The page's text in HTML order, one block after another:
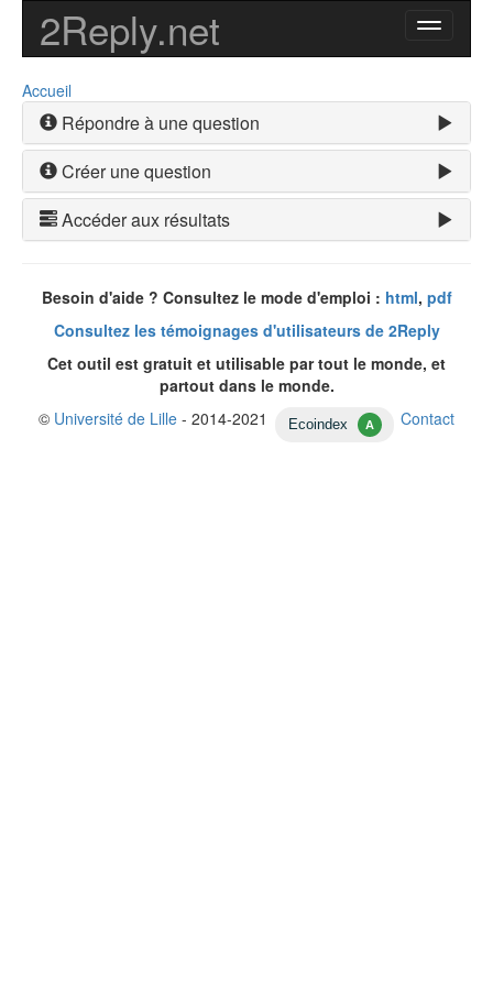
Toggle
2Reply.net
Accueil
Répondre à une question
Créer une question
Accéder aux résultats
Besoin d'aide ? Consultez le mode d'emploi : html, pdf
Consultez les témoignages d'utilisateurs de 2Reply
Cet outil est gratuit et utilisable par tout le monde, et
partout dans le monde.
© Université de Lille - 2014-2021 Contact